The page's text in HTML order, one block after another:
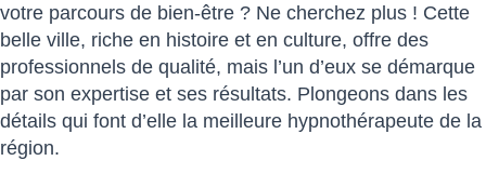
votre parcours de bien-être ? Ne cherchez plus ! Cette
belle ville, riche en histoire et en culture, offre des
professionnels de qualité, mais l’un d’eux se démarque
par son expertise et ses résultats. Plongeons dans les
détails qui font d’elle la meilleure hypnothérapeute de la
région.